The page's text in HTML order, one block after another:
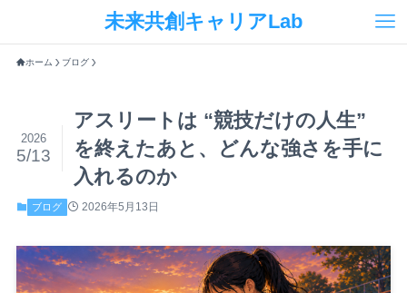
未来共創キャリアLab
ホーム ブログ
アスリートは “競技だけの人生”
を終えたあと、どんな強さを手に
入れるのか
2026
5/13
ブログ 2026年5月13日